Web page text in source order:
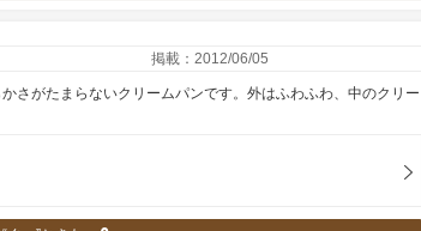
掲載：2012/06/05
さがたまらないクリームパンです。外はふわふわ、中のクリー